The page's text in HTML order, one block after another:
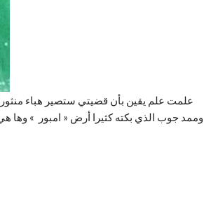
علمت علم يقين بأن قضيتي ستصير هباء
وممد جوب الذي بكته كثيرا أرض « امبور » وها هي